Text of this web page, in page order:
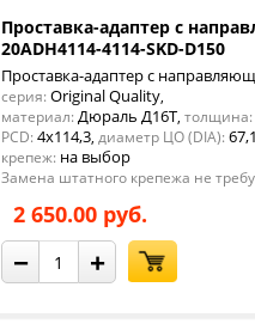
Проставка-адаптер с
20ADH4114-4114-SKD-D150
Проставка-адаптер с
серия: Original Quality,
материал: Дюраль Д16Т, толщина:
PCD: 4x114,3, диаметр ЦО (DIA):
крепеж: на выбор
Замена штатного крепежа не
2 650.00 руб.
− +